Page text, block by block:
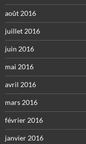
août 2016
juillet 2016
juin 2016
mai 2016
avril 2016
mars 2016
février 2016
janvier 2016